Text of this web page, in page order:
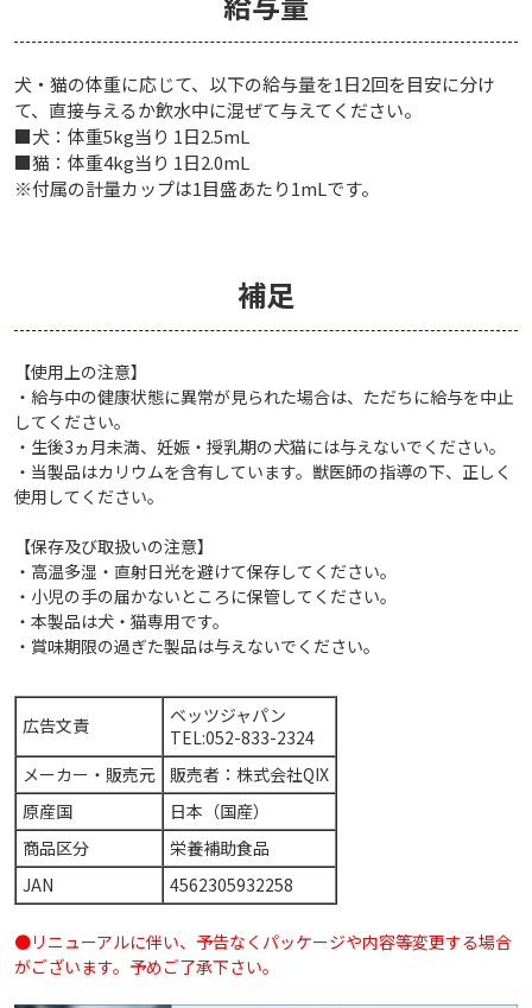
犬・猫の体重に応じて、以下の給与量を1日2回を目安に分け
て、直接与えるか飲水中に混ぜて与えてください。
■犬：体重5kg当り 1日2.5mL
■猫：体重4kg当り 1日2.0mL
※付属の計量カップは1目盛あたり1mLです。
補足
【使用上の注意】
・給与中の健康状態に異常が見られた場合は、ただちに給与を中止
してください。
・生後3ヵ月未満、妊娠・授乳期の犬猫には与えないでください。
・当製品はカリウムを含有しています。獣医師の指導の下、正しく
使用してください。
【保存及び取扱いの注意】
・高温多湿・直射日光を避けて保存してください。
・小児の手の届かないところに保管してください。
・本製品は犬・猫専用です。
・賞味期限の過ぎた製品は与えないでください。
広告文責
ベッツジャパン
TEL:052-833-2324
メーカー・販売元
販売者：株式会社QIX
原産国
日本（国産）
商品区分
栄養補助食品
JAN
4562305932258
●リニューアルに伴い、予告なくパッケージや内容等変更する場合
がございます。予めご了承下さい。